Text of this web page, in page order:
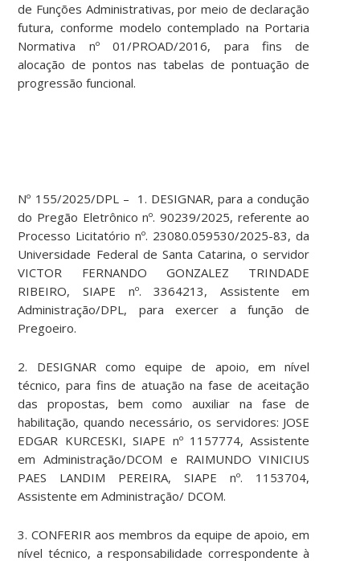
de Funções Administrativas, por meio de declaração
futura, conforme modelo contemplado na Portaria
Normativa nº 01/PROAD/2016, para fins de
alocação de pontos nas tabelas de pontuação de
progressão funcional.
Nº 155/2025/DPL – 1. DESIGNAR, para a condução
do Pregão Eletrônico nº. 90239/2025, referente ao
Processo Licitatório nº. 23080.059530/2025-83, da
Universidade Federal de Santa Catarina, o servidor
VICTOR FERNANDO GONZALEZ TRINDADE
RIBEIRO, SIAPE nº. 3364213, Assistente em
Administração/DPL, para exercer a função de
Pregoeiro.
2. DESIGNAR como equipe de apoio, em nível
técnico, para fins de atuação na fase de aceitação
das propostas, bem como auxiliar na fase de
habilitação, quando necessário, os servidores: JOSE
EDGAR KURCESKI, SIAPE nº 1157774, Assistente
em Administração/DCOM e RAIMUNDO VINICIUS
PAES LANDIM PEREIRA, SIAPE nº. 1153704,
Assistente em Administração/ DCOM.
3. CONFERIR aos membros da equipe de apoio, em
nível técnico, a responsabilidade correspondente à